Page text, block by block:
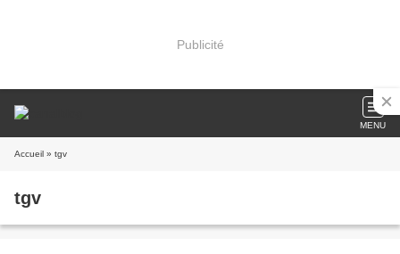
Publicité
MENU
Accueil » tgv
tgv